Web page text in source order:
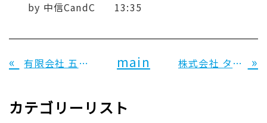
by 中信CandC 13:35
« 有限会社 五勇水産 様 main 株式会社 タクマ美装 様 »
カテゴリーリスト